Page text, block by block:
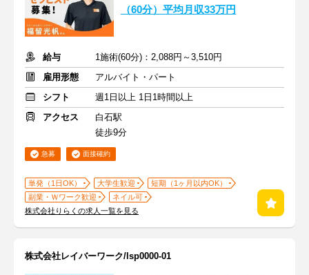
（60分）平均月収33万円
給与
1施術(60分)：2,088円～3,510円
雇用形態
アルバイト・パート
シフト
週1日以上 1日1時間以上
アクセス
白石駅
徒歩9分
急募 面接確約
単発（1日OK） 大学生歓迎
短期（1ヶ月以内OK）
副業・Ｗワーク歓迎
ネイル可
株式会社りらくの求人一覧を見る
株式会社レイバーワーク/lsp0000-01